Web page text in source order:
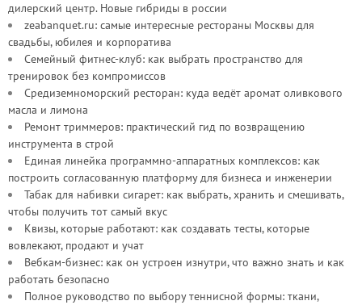
дилерский центр. Новые гибриды в россии
zeabanquet.ru: самые интересные рестораны Москвы для
свадьбы, юбилея и корпоратива
Семейный фитнес-клуб: как выбрать пространство для
тренировок без компромиссов
Средиземноморский ресторан: куда ведёт аромат оливкового
масла и лимона
Ремонт триммеров: практический гид по возвращению
инструмента в строй
Единая линейка программно-аппаратных комплексов: как
построить согласованную платформу для бизнеса и инженерии
Табак для набивки сигарет: как выбрать, хранить и смешивать,
чтобы получить тот самый вкус
Квизы, которые работают: как создавать тесты, которые
вовлекают, продают и учат
Вебкам-бизнес: как он устроен изнутри, что важно знать и как
работать безопасно
Полное руководство по выбору теннисной формы: ткани,